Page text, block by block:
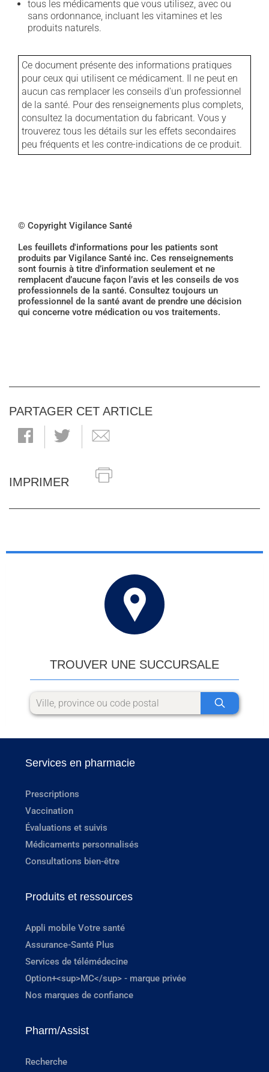
tous les médicaments que vous utilisez, avec ou
sans ordonnance, incluant les vitamines et les
produits naturels.
Ce document présente des informations pratiques
pour ceux qui utilisent ce médicament. Il ne peut en
aucun cas remplacer les conseils d'un professionnel
de la santé. Pour des renseignements plus complets,
consultez la documentation du fabricant. Vous y
trouverez tous les détails sur les effets secondaires
peu fréquents et les contre-indications de ce produit.
© Copyright Vigilance Santé
Les feuillets d'informations pour les patients sont
produits par Vigilance Santé inc. Ces renseignements
sont fournis à titre d’information seulement et ne
remplacent d’aucune façon l’avis et les conseils de vos
professionnels de la santé. Consultez toujours un
professionnel de la santé avant de prendre une décision
qui concerne votre médication ou vos traitements.
PARTAGER CET ARTICLE
IMPRIMER
TROUVER UNE SUCCURSALE
Services en pharmacie
Prescriptions
Vaccination
Évaluations et suivis
Médicaments personnalisés
Consultations bien-être
Produits et ressources
Appli mobile Votre santé
Assurance-Santé Plus
Services de télémédecine
Option+<sup>MC</sup> - marque privée
Nos marques de confiance
Pharm/Assist
Recherche